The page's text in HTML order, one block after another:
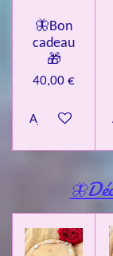
🦋Bon
cadeau
🎁
40,00 €
Ajouter au